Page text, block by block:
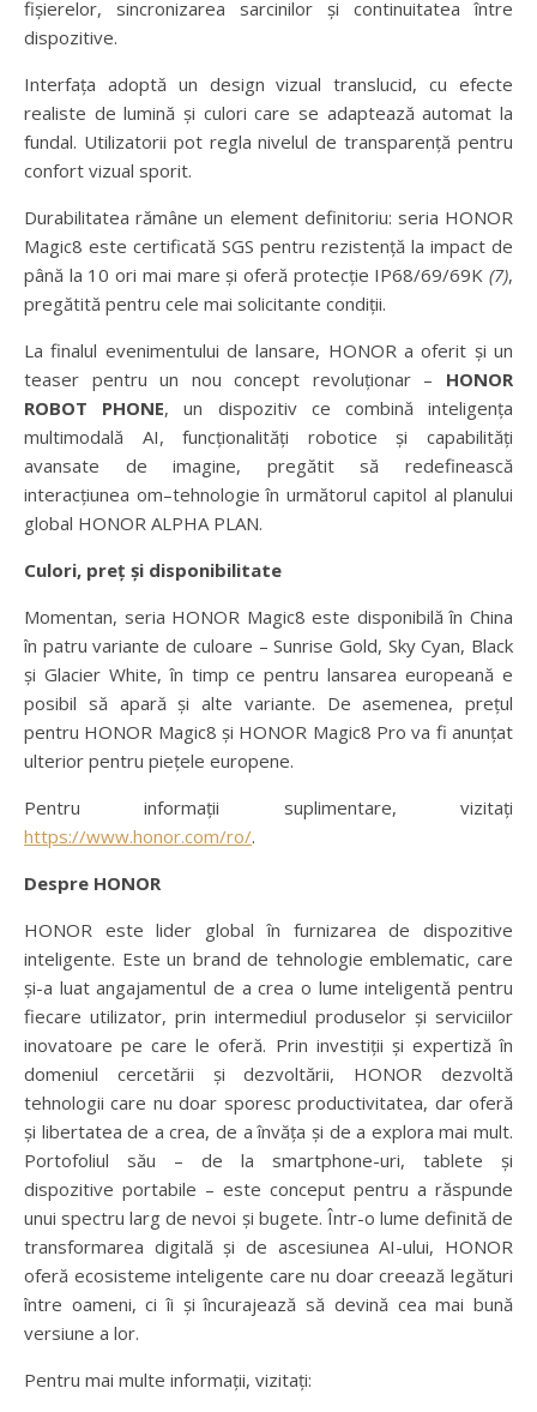
fișierelor, sincronizarea sarcinilor și continuitatea între
dispozitive.
Interfața adoptă un design vizual translucid, cu efecte
realiste de lumină și culori care se adaptează automat la
fundal. Utilizatorii pot regla nivelul de transparență pentru
confort vizual sporit.
Durabilitatea rămâne un element definitoriu: seria HONOR
Magic8 este certificată SGS pentru rezistență la impact de
până la 10 ori mai mare și oferă protecție IP68/69/69K (7),
pregătită pentru cele mai solicitante condiții.
La finalul evenimentului de lansare, HONOR a oferit și un
teaser pentru un nou concept revoluționar – HONOR
ROBOT PHONE, un dispozitiv ce combină inteligența
multimodală AI, funcționalități robotice și capabilități
avansate de imagine, pregătit să redefinească
interacțiunea om–tehnologie în următorul capitol al planului
global HONOR ALPHA PLAN.
Culori, preț și disponibilitate
Momentan, seria HONOR Magic8 este disponibilă în China
în patru variante de culoare – Sunrise Gold, Sky Cyan, Black
și Glacier White, în timp ce pentru lansarea europeană e
posibil să apară și alte variante. De asemenea, prețul
pentru HONOR Magic8 și HONOR Magic8 Pro va fi anunțat
ulterior pentru piețele europene.
Pentru informații suplimentare, vizitați
https://www.honor.com/ro/.
Despre HONOR
HONOR este lider global în furnizarea de dispozitive
inteligente. Este un brand de tehnologie emblematic, care
și-a luat angajamentul de a crea o lume inteligentă pentru
fiecare utilizator, prin intermediul produselor și serviciilor
inovatoare pe care le oferă. Prin investiții și expertiză în
domeniul cercetării și dezvoltării, HONOR dezvoltă
tehnologii care nu doar sporesc productivitatea, dar oferă
și libertatea de a crea, de a învăța și de a explora mai mult.
Portofoliul său – de la smartphone-uri, tablete și
dispozitive portabile – este conceput pentru a răspunde
unui spectru larg de nevoi și bugete. Într-o lume definită de
transformarea digitală și de ascesiunea AI-ului, HONOR
oferă ecosisteme inteligente care nu doar creează legături
între oameni, ci îi și încurajează să devină cea mai bună
versiune a lor.
Pentru mai multe informații, vizitați: